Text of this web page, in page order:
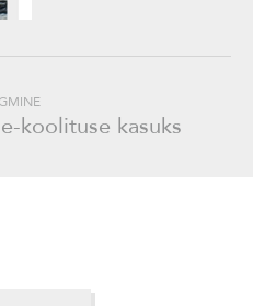
koolituse kasuks